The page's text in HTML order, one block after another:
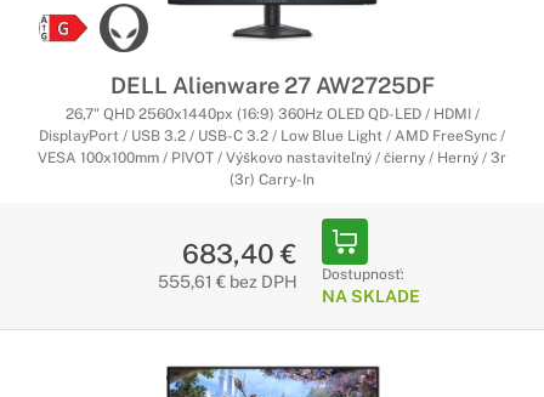
DELL Alienware 27 AW2725DF
26,7" QHD 2560x1440px (16:9) 360Hz OLED QD-LED / HDMI /
DisplayPort / USB 3.2 / USB-C 3.2 / Low Blue Light / AMD FreeSync /
VESA 100x100mm / PIVOT / Výškovo nastaviteľný / čierny / Herný / 3r
(3r) Carry-In
683,40 €
555,61 € bez DPH Dostupnosť:
NA SKLADE